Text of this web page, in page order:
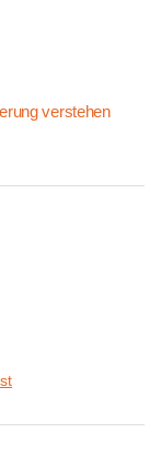
verstehen